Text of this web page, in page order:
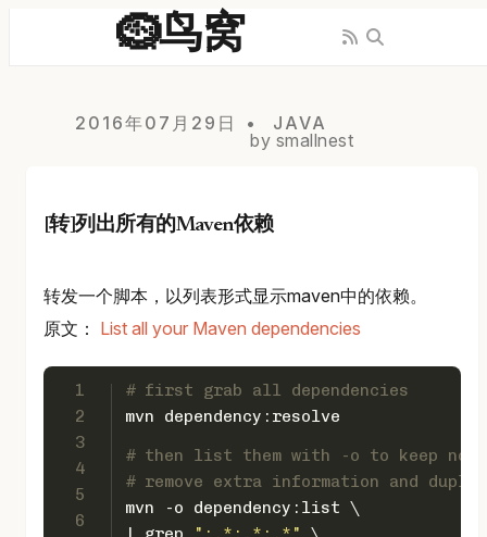
🪹鸟窝
2016年07月29日
JAVA
by smallnest
[转]列出所有的Maven依赖
转发一个脚本，以列表形式显示maven中的依赖。
原文： List all your Maven dependencies
1
2
3
4
5
6
# first grab all dependencies
mvn dependency:resolve
# then list them with -o to keep
# remove extra information and
mvn -o dependency:list \